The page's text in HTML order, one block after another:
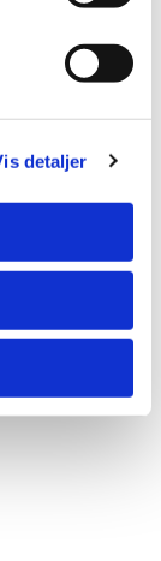
detaljer
lide...